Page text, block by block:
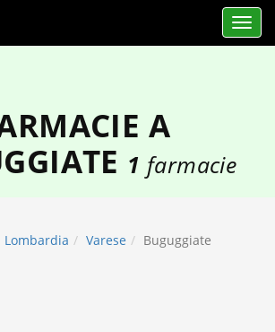
Apri
A
1 farmacie
Lombardia Varese Buguggiate